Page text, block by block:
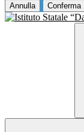
Annulla Conferma